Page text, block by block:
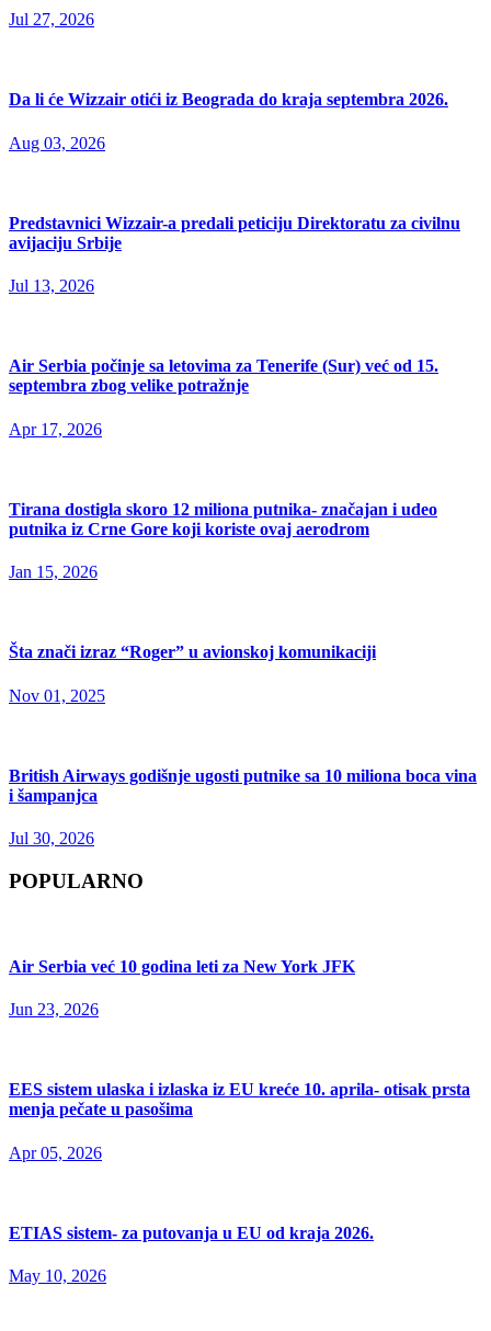
Jul 27, 2026
Da li će Wizzair otići iz Beograda do kraja septembra 2026.
Aug 03, 2026
Predstavnici Wizzair-a predali peticiju Direktoratu za civilnu
avijaciju Srbije
Jul 13, 2026
Air Serbia počinje sa letovima za Tenerife (Sur) već od 15.
septembra zbog velike potražnje
Apr 17, 2026
Tirana dostigla skoro 12 miliona putnika- značajan i udeo
putnika iz Crne Gore koji koriste ovaj aerodrom
Jan 15, 2026
Šta znači izraz “Roger” u avionskoj komunikaciji
Nov 01, 2025
British Airways godišnje ugosti putnike sa 10 miliona boca vina
i šampanjca
Jul 30, 2026
POPULARNO
Air Serbia već 10 godina leti za New York JFK
Jun 23, 2026
EES sistem ulaska i izlaska iz EU kreće 10. aprila- otisak prsta
menja pečate u pasošima
Apr 05, 2026
ETIAS sistem- za putovanja u EU od kraja 2026.
May 10, 2026